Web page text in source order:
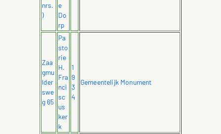
nrs.
)
e
Do
rp
Zaa
gmu
lder
swe
g 65
Pa
sto
rie
H.
Fra
nci
sc
us
ker
k
1
9
3
4
Gemeentelijk Monument